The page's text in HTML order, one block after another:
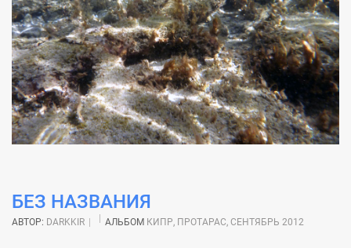
БЕЗ НАЗВАНИЯ
АВТОР: DARKKIR АЛЬБОМ КИПР, ПРОТАРАС, СЕНТЯБРЬ 2012